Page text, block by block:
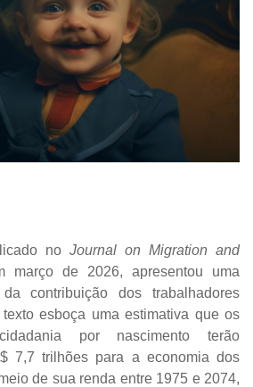
noJournal on Migration and
março de 2026, apresentou uma
contribuição dos trabalhadores
texto esboça uma estimativa que os
por nascimento terão
7,7 trilhões para a economia dos
de sua renda entre 1975 e 2074,